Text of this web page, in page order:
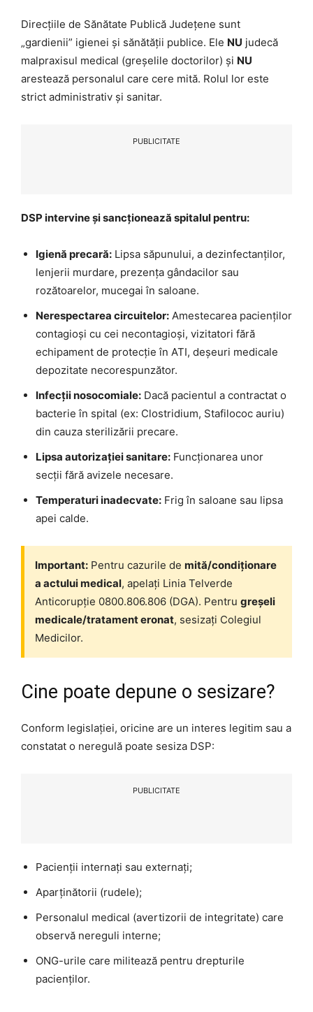
Direcțiile de Sănătate Publică Județene sunt
„gardienii” igienei și sănătății publice. Ele NU judecă
malpraxisul medical (greșelile doctorilor) și NU
arestează personalul care cere mită. Rolul lor este
strict administrativ și sanitar.
PUBLICITATE
DSP intervine și sancționează spitalul pentru:
Igienă precară: Lipsa săpunului, a dezinfectanților,
lenjerii murdare, prezența gândacilor sau
rozătoarelor, mucegai în saloane.
Nerespectarea circuitelor: Amestecarea pacienților
contagioși cu cei necontagioși, vizitatori fără
echipament de protecție în ATI, deșeuri medicale
depozitate necorespunzător.
Infecții nosocomiale: Dacă pacientul a contractat o
bacterie în spital (ex: Clostridium, Stafilococ auriu)
din cauza sterilizării precare.
Lipsa autorizației sanitare: Funcționarea unor
secții fără avizele necesare.
Temperaturi inadecvate: Frig în saloane sau lipsa
apei calde.
Important: Pentru cazurile de mită/condiționare
a actului medical, apelați Linia Telverde
Anticorupție 0800.806.806 (DGA). Pentru greșeli
medicale/tratament eronat, sesizați Colegiul
Medicilor.
Cine poate depune o sesizare?
Conform legislației, oricine are un interes legitim sau a
constatat o neregulă poate sesiza DSP:
PUBLICITATE
Pacienții internați sau externați;
Aparținătorii (rudele);
Personalul medical (avertizorii de integritate) care
observă nereguli interne;
ONG-urile care militează pentru drepturile
pacienților.